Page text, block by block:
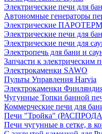
Электрические печи для
Автономные генераторы
Электрические
Электрические печи для
Электрические печи для
Электропечь для бани и
Запчасти к электрическим
Электрокаменки SAWO
Пульты Управления Harvia
Электрокаменки
Чугунные Топки банной
Коммерческие печи для
Печи "Тройка"
Печи чугунные в сетке, в